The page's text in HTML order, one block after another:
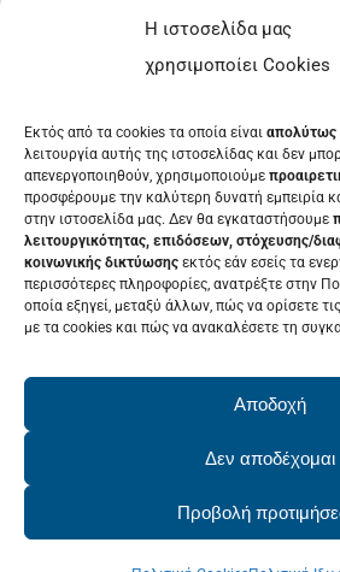
Η ιστοσελίδα μας
χρησιμοποίει Cookies
Εκτός από τα cookies τα οποία είναι απολύτως
λειτουργία αυτής της ιστοσελίδας και δεν
απενεργοποιηθούν, χρησιμοποιούμε
προσφέρουμε την καλύτερη δυνατή εμπειρία
στην ιστοσελίδα μας. Δεν θα εγκαταστήσουμε
λειτουργικότητας, επιδόσεων, στόχευσης/
κοινωνικής δικτύωσης εκτός εάν εσείς τα
περισσότερες πληροφορίες, ανατρέξτε στην
οποία εξηγεί, μεταξύ άλλων, πώς να ορίσετε
με τα cookies και πώς να ανακαλέσετε τη
Αποδοχή
Δεν αποδέχομαι
Προβολή
ΕΘΕΛΟΝΤΉΣ
ΤΑ ΝΈΑ ΜΑΣ
ΕΠΙΚΟΙΝΩΝΊΑ
ΕΚΔΗΛΩΣΕΙΣ
2026
© Copyright 2022 - 2026 |